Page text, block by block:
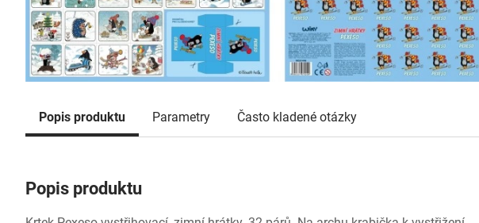
Popis produktu Parametry Často kladené otázky
Popis produktu